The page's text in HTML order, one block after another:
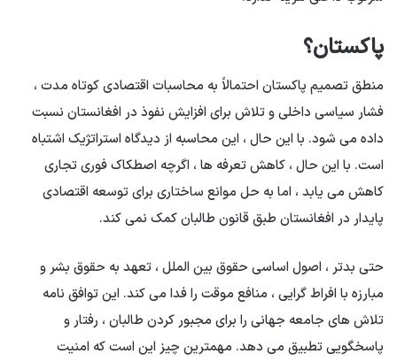
پاکستان؟
منطق تصمیم پاکستان احتمالاً به محاسبات اقتصادی کوتاه مدت ،
فشار سیاسی داخلی و تلاش برای افزایش نفوذ در افغانستان نسبت
داده می شود. با این حال ، این محاسبه از دیدگاه استراتژیک اشتباه
است. با این حال ، کاهش تعرفه ها ، اگرچه اصطکاک فوری تجاری
کاهش می یابد ، اما به حل موانع ساختاری برای توسعه اقتصادی
پایدار در افغانستان طبق قانون طالبان کمک نمی کند.
حتی بدتر ، اصول اساسی حقوق بین الملل ، تعهد به حقوق بشر و
مبارزه با افراط گرایی ، منافع موقت را فدا می کند. این توافق نامه
تلاش های جامعه جهانی را برای مجبور کردن طالبان ، رفتار و
پاسخگویی تطبیق می دهد. مهمترین چیز این است که امنیت